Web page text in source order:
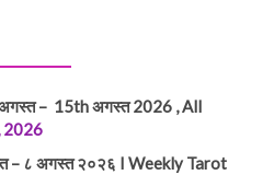
अगस्त – 15th अगस्त 2026 , All
2026
– ८ अगस्त २०२६ I Weekly Tarot